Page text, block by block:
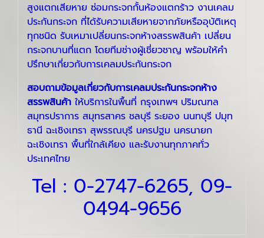
สูงแตกเสียหาย ซ่อมกระจกกั้นห้องแตกร้าว งานเคลม
ประกันกระจก ที่ได้รับความเสียหายจากภัยหรืออุบัติเหตุ
ทุกชนิด รับเหมาเปลี่ยนกระจกห้างสรรพสินค้า เปลี่ยน
กระจกบานที่แตก โดยทีมช่างผู้เชี่ยวชาญ พร้อมให้คำ
ปรึกษาเกี่ยวกับการเคลมประกันกระจก
สอบถามข้อมูลเกี่ยวกับการเคลมประกันกระจกห้าง
สรรพสินค้า ให้บริการในพื้นที่ กรุงเทพฯ ปริมณฑล
สมุทรปราการ สมุทรสาคร ชลบุรี ระยอง นนทบุรี ปมุท
ธานี ฉะเชิงเทรา สุพรรณบุรี นครปฐม นครนายก
ฉะเชิงเทรา พื้นที่ใกล้เคียง และรับงานทุกภาคทั่ว
ประเทศไทย
Tel : 0-2747-6265, 09-
0494-9656